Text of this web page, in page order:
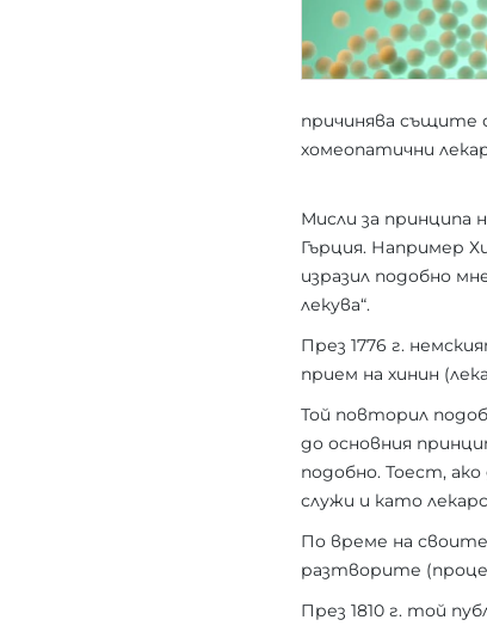
причинява същите
хомеопатични
Мисли за принципа
Гърция. Например
изразил подобно
лекува“.
През 1776 г.
прием на хинин
Той повторил
до основния
подобно. Тоест,
служи и като
По време на
разтворите
През 1810 г. той